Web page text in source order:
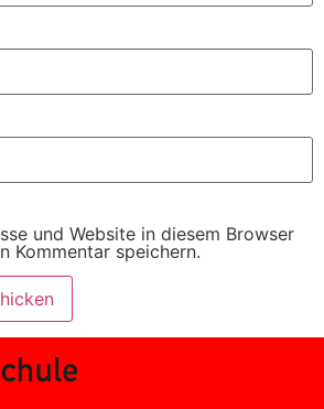
und Website in diesem Browser
Kommentar speichern.